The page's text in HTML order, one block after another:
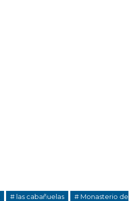
# las cabañuelas
# Monasterio de